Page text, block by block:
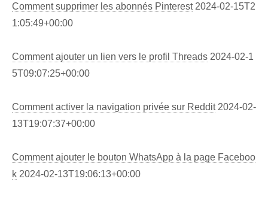
Comment supprimer les abonnés Pinterest 2024-02-15T2
1:05:49+00:00
Comment ajouter un lien vers le profil Threads 2024-02-1
5T09:07:25+00:00
Comment activer la navigation privée sur Reddit 2024-02-
13T19:07:37+00:00
Comment ajouter le bouton WhatsApp à la page Faceboo
k 2024-02-13T19:06:13+00:00